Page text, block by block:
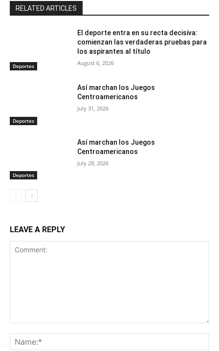
RELATED ARTICLES
Deportes
El deporte entra en su recta decisiva:
comienzan las verdaderas pruebas para
los aspirantes al título
August 6, 2026
Deportes
Así marchan los Juegos
Centroamericanos
July 31, 2026
Deportes
Así marchan los Juegos
Centroamericanos
July 28, 2026
LEAVE A REPLY